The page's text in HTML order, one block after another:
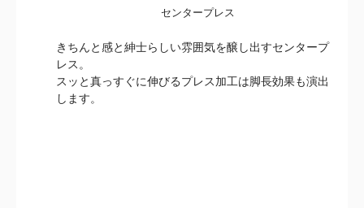
センタープレス
きちんと感と紳士らしい雰囲気を醸し出すセンタープ
レス。
スッと真っすぐに伸びるプレス加工は脚長効果も演出
します。